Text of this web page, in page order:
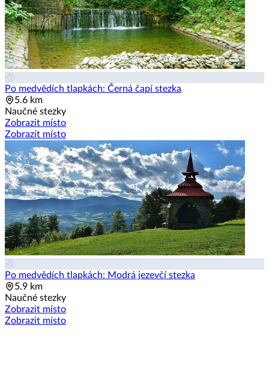
Po medvědích tlapkách: Černá čapí stezka
5.6 km
Naučné stezky
Zobrazit místo
Zobrazit místo
Po medvědích tlapkách: Modrá jezevčí stezka
5.9 km
Naučné stezky
Zobrazit místo
Zobrazit místo